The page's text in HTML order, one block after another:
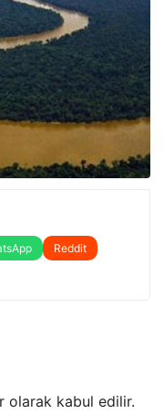
Reddit
olarak kabul edilir.